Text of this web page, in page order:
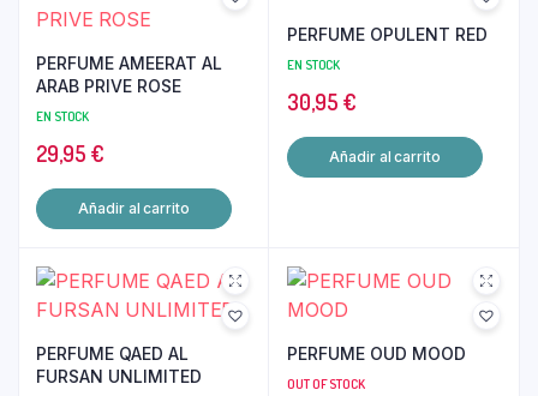
PERFUME AMEERAT AL
ARAB PRIVE ROSE
EN STOCK
29,95 €
Añadir al carrito
PERFUME OPULENT RED
EN STOCK
30,95 €
Añadir al carrito
PERFUME QAED AL
FURSAN UNLIMITED
PERFUME OUD MOOD
OUT OF STOCK